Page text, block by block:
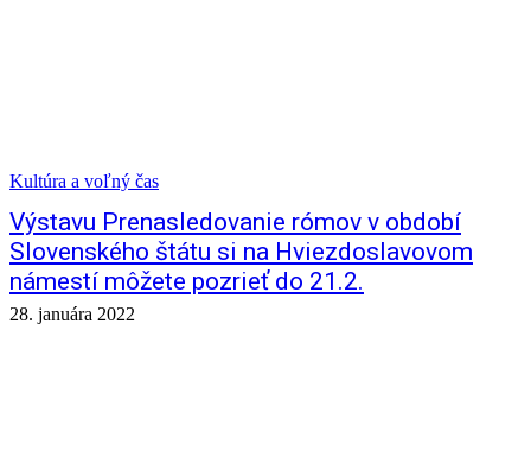
Kultúra a voľný čas
Výstavu Prenasledovanie rómov v období
Slovenského štátu si na Hviezdoslavovom
námestí môžete pozrieť do 21.2.
28. januára 2022